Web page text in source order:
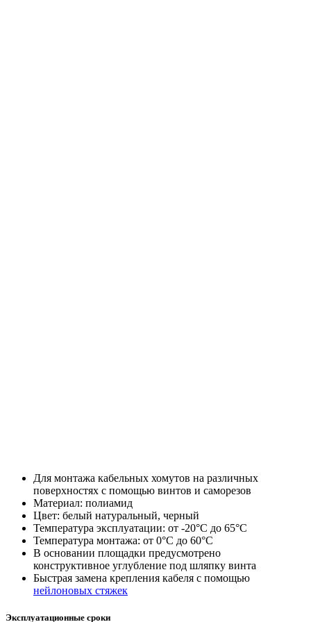
Для монтажа кабельных хомутов на различных
поверхностях с помощью винтов и саморезов
Материал: полиамид
Цвет: белый натуральный, черный
Температура эксплуатации: от -20°С до 65°С
Температура монтажа: от 0°С до 60°С
В основании площадки предусмотрено
конструктивное углубление под шляпку винта
Быстрая замена крепления кабеля с помощью
нейлоновых стяжек
Эксплуатационные сроки